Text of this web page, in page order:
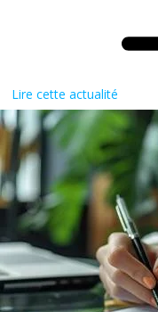
Lire cette actualité